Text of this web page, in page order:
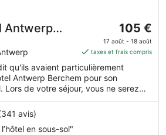
Antwerp
Le
prix
est
de 105 €
par
nuit
105 €
17 août - 18 août
taxes et frais compris
qu'ils avaient particulièrement
Antwerp Berchem pour son
Lors de votre séjour, vous ne serez
de marche de Périphérique. Parmi les
on compte l'accès Wi-Fi à
et un centre de fitness.
avis)
en sous-sol"